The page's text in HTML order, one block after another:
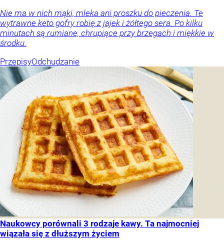
Nie ma w nich mąki, mleka ani proszku do pieczenia. Te
wytrawne keto gofry robię z jajek i żółtego sera. Po kilku
minutach są rumiane, chrupiące przy brzegach i miękkie w
środku.
PrzepisyOdchudzanie
Naukowcy porównali 3 rodzaje kawy. Ta najmocniej
wiązała się z dłuższym życiem